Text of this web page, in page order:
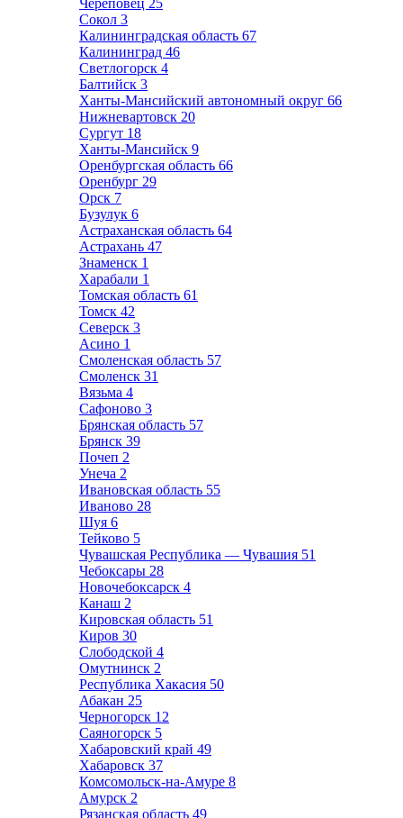
Череповец 25
Сокол 3
Калининградская область 67
Калининград 46
Светлогорск 4
Балтийск 3
Ханты-Мансийский автономный округ 66
Нижневартовск 20
Сургут 18
Ханты-Мансийск 9
Оренбургская область 66
Оренбург 29
Орск 7
Бузулук 6
Астраханская область 64
Астрахань 47
Знаменск 1
Харабали 1
Томская область 61
Томск 42
Северск 3
Асино 1
Смоленская область 57
Смоленск 31
Вязьма 4
Сафоново 3
Брянская область 57
Брянск 39
Почеп 2
Унеча 2
Ивановская область 55
Иваново 28
Шуя 6
Тейково 5
Чувашская Республика — Чувашия 51
Чебоксары 28
Новочебоксарск 4
Канаш 2
Кировская область 51
Киров 30
Слободской 4
Омутнинск 2
Республика Хакасия 50
Абакан 25
Черногорск 12
Саяногорск 5
Хабаровский край 49
Хабаровск 37
Комсомольск-на-Амуре 8
Амурск 2
Рязанская область 49